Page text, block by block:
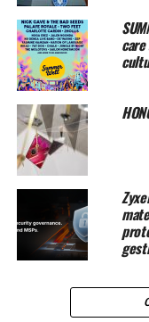
Tăierea
Dacă aveţi de gând
pentru a tăia gardul
proaste. Între 1
tăierea gardurilor
conservarea naturii.
În această perioadă
mari din „gardurile
prevede legea. Este
blândă”, iar tăierile
păsările care se